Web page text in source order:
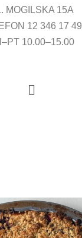
MOGILSKA 15A
12 346 17 49
10.00–15.00
Menu